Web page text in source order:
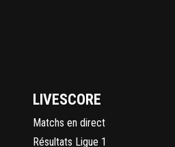
LIVESCORE
Matchs en direct
Résultats Ligue 1